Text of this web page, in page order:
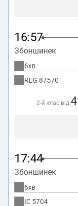
16:57
Збоншинек
6хв
REG 87570
2-й клас від:4
17:44
Збоншинек
6хв
IC 5704